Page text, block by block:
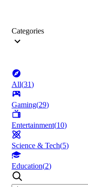
Categories
All(31)
Gaming(29)
Entertainment(10)
Science & Tech(5)
Education(2)